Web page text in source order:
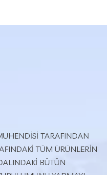
TARAFINDAN
TÜM ÜRÜNLERİN
BÜTÜN